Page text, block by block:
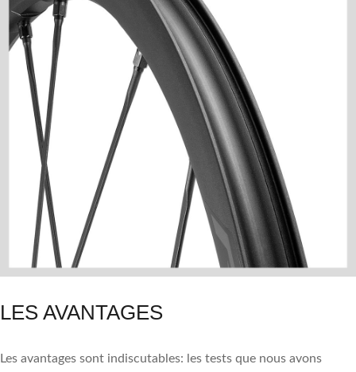
LES AVANTAGES
Les avantages sont indiscutables: les tests que nous avons